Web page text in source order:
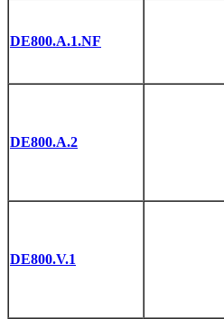
DE800.A.1.NF
DE800.A.2
DE800.V.1